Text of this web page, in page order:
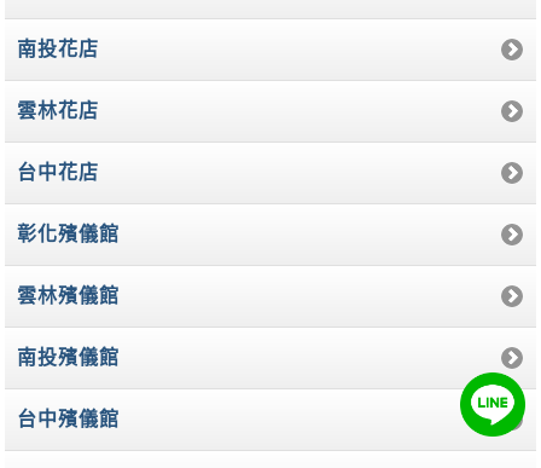
南投花店
雲林花店
台中花店
彰化殯儀館
雲林殯儀館
南投殯儀館
台中殯儀館